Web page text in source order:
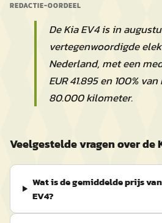
REDACTIE-OORDEEL
De Kia EV4 is in
vertegenwoordigde
Nederland, met een
EUR 41.895 en 100%
80.000 kilometer.
Veelgestelde vragen over de
Wat is de gemiddelde prijs
EV4?